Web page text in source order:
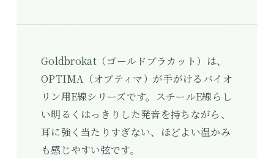
Goldbrokat（ゴールドブラカット）は、
OPTIMA（オプティマ）が手がけるバイオ
リン用E線シリーズです。スチールE線らし
い明るくはっきりした発音を持ちながら、
耳に強く当たりすぎない、ほどよい温かみ
も感じやすい弦です。